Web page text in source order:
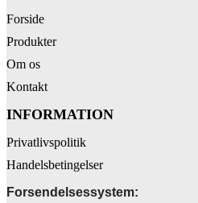
Forside
Produkter
Om os
Kontakt
INFORMATION
Privatlivspolitik
Handelsbetingelser
Forsendelsessystem: